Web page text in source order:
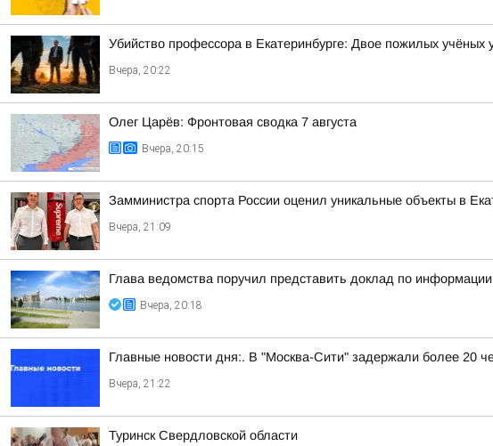
Убийство профессора в Екатеринбурге: Двое пожилых учёных
Вчера, 20:22
Олег Царёв: Фронтовая сводка 7 августа
Вчера, 20:15
Замминистра спорта России оценил уникальные объекты в
Вчера, 21:09
Глава ведомства поручил представить доклад по
Вчера, 20:18
Главные новости дня:. В "Москва-Сити" задержали более 20
Вчера, 21:22
Туринск Свердловской области